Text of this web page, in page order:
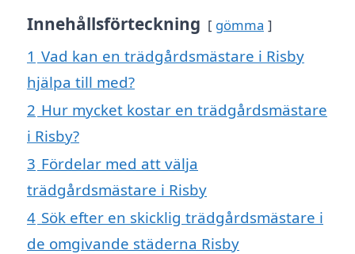
Innehållsförteckning gömma
1 Vad kan en trädgårdsmästare i Risby
hjälpa till med?
2 Hur mycket kostar en trädgårdsmästare
i Risby?
3 Fördelar med att välja
trädgårdsmästare i Risby
4 Sök efter en skicklig trädgårdsmästare i
de omgivande städerna Risby